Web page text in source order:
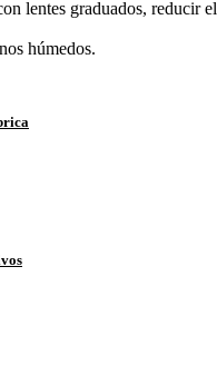
lentes graduados, reducir el
húmedos.